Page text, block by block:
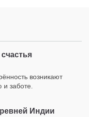
возникают
заботе.
Индии